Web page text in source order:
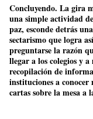
Concluyendo. La gira
una simple actividad
paz, esconde detrás
sectarismo que logra
preguntarse la razón
llegar a los colegios y a
recopilación de
instituciones a
cartas sobre la mesa a